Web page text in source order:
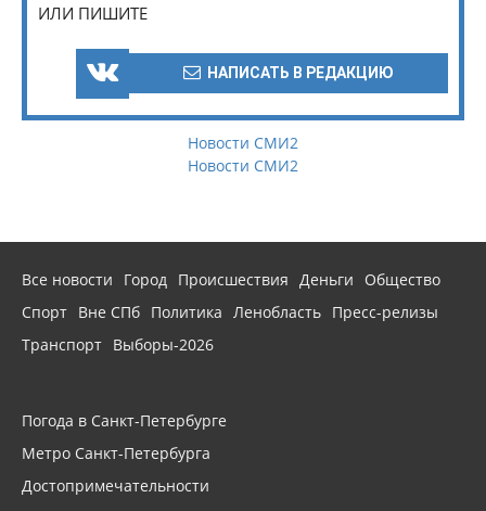
ИЛИ ПИШИТЕ
НАПИСАТЬ В РЕДАКЦИЮ
Новости СМИ2
Новости СМИ2
Все новости Город Происшествия Деньги
Общество
Спорт Вне СПб Политика Ленобласть Пресс-релизы
Транспорт Выборы-2026
Погода в Санкт-Петербурге
Метро Санкт-Петербурга
Достопримечательности